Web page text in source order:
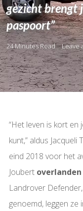
gezicht brengt
paspoort”
24 Minutes Read Leave
“Het leven is kort en
kunt,” aldus Jacqueli
eind 2018 voor het
Joubert overlanden
Landrover
genoemd, leggen ze